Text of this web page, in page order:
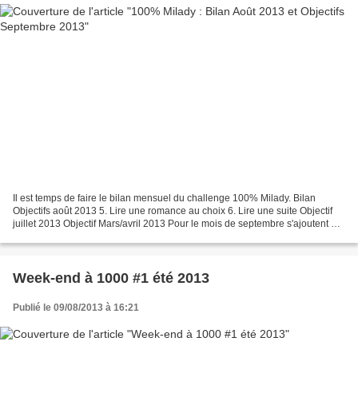
Il est temps de faire le bilan mensuel du challenge 100% Milady. Bilan
Objectifs août 2013 5. Lire une romance au choix 6. Lire une suite Objectif
juillet 2013 Objectif Mars/avril 2013 Pour le mois de septembre s'ajoutent en
Week-end à 1000 #1 été 2013
Publié le 09/08/2013 à 16:21